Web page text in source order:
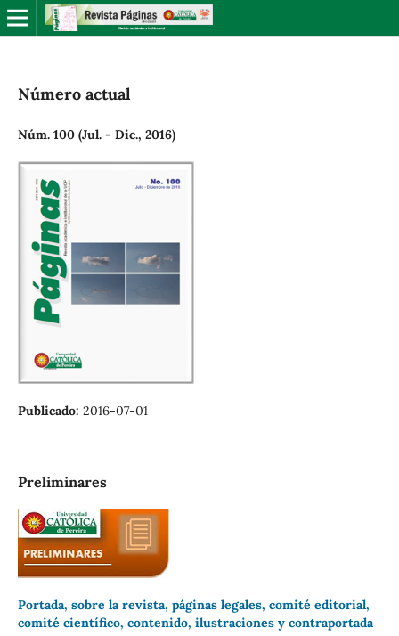
Número actual
Núm. 100 (Jul. - Dic., 2016)
Publicado: 2016-07-01
Preliminares
Portada, sobre la revista, páginas legales, comité editorial,
comité científico, contenido, ilustraciones y contraportada